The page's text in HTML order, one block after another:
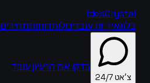
IdeaCrystal
בלוגאיך זה עובדיכולותדוחותמחירים
צ׳אט 24/7
בדקו אם הרעיון עובד